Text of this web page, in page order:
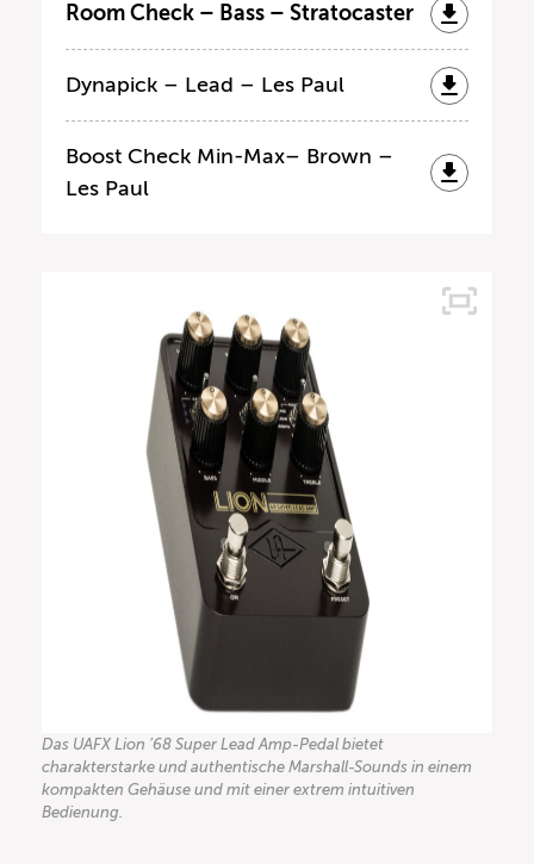
Room Check – Bass – Stratocaster
Dynapick – Lead – Les Paul
Boost Check Min-Max– Brown –
Les Paul
Das UAFX Lion ’68 Super Lead Amp-Pedal bietet
charakterstarke und authentische Marshall-Sounds in einem
kompakten Gehäuse und mit einer extrem intuitiven
Bedienung.